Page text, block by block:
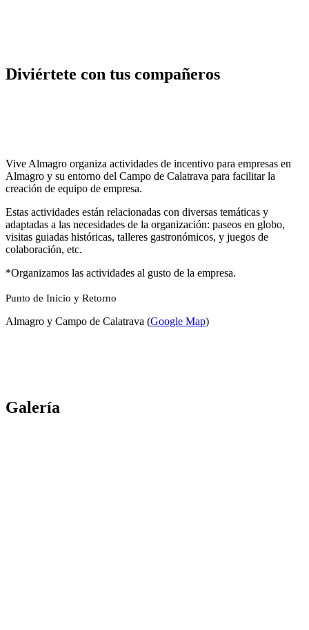
Diviértete con tus compañeros
Vive Almagro organiza actividades de incentivo para empresas en
Almagro y su entorno del Campo de Calatrava para facilitar la
creación de equipo de empresa.
Estas actividades están relacionadas con diversas temáticas y
adaptadas a las necesidades de la organización: paseos en globo,
visitas guiadas históricas, talleres gastronómicos, y juegos de
colaboración, etc.
*Organizamos las actividades al gusto de la empresa.
Punto de Inicio y Retorno
Almagro y Campo de Calatrava (Google Map)
Galería